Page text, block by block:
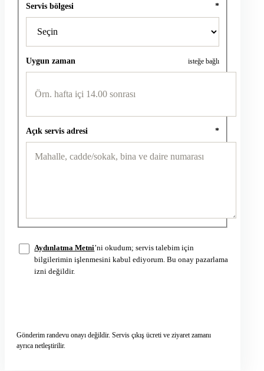
Servis bölgesi *
Uygun zaman isteğe bağlı
Açık servis adresi *
Aydınlatma Metni’ni okudum; servis talebim için
bilgilerimin işlenmesini kabul ediyorum. Bu onay pazarlama
izni değildir.
Gönderim randevu onayı değildir. Servis çıkış ücreti ve ziyaret zamanı
ayrıca netleştirilir.